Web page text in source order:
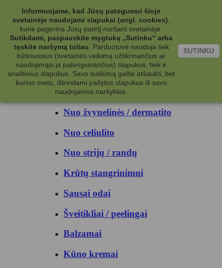
Kategorijos
Kosmetika
Kūno priežiūrai
Nuo prakaito
Kūno prausikliai
Nuo žvynelinės / dermatito
Nuo celiulito
Nuo strijų / randų
Krūtų stangrinimui
Sausai odai
Šveitikliai / peelingai
Balzamai
Kūno kremai
Informuojame, kad Jūsų patogumui šioje
svetainėje naudojami slapukai (angl. cookies)
kurie pagerina Jūsų patirtį naršant svetainėje.
Sutikdami, paspauskite mygtuką „Sutinku“ arba
tęskite naršymą toliau
Parduotuvė naudoja tiek
būtinuosius (svetainės veikimą užtikrinančius ar
naudojimąsi ja palengvinančius) slapukus, tiek ir
analitinius slapukus. Savo sutikimą galite atšaukti, bet
kuriuo metu, ištrindami įrašytus slapukus iš savo
naudojamos naršyklės.
SUTINKU